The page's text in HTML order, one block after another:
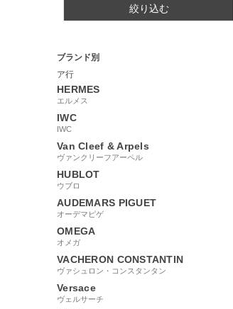
絞り込む
ブランド別
ア行
HERMES
エルメス
IWC
IWC
Van Cleef & Arpels
ヴァンクリーフアーペル
HUBLOT
ウブロ
AUDEMARS PIGUET
オーデマピゲ
OMEGA
オメガ
VACHERON CONSTANTIN
ヴァシュロン・コンスタンタン
Versace
ヴェルサーチ